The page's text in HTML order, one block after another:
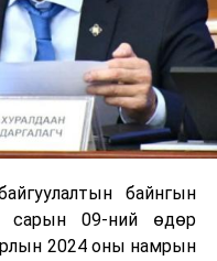
байнгын
сарын 09-ний өдөр
2024 оны намрын